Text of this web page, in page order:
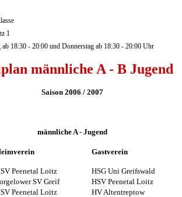
1
ab 18:30 - 20:00 und Donnerstag ab 18:30 - 20:00 Uhr
männliche A - B Jugend
Saison 2006 / 2007
männliche A - Jugend
Gastverein
Peenetal Loitz
HSG Uni Greifswald
SV Greif
HSV Peenetal Loitz
Peenetal Loitz
HV Altentreptow